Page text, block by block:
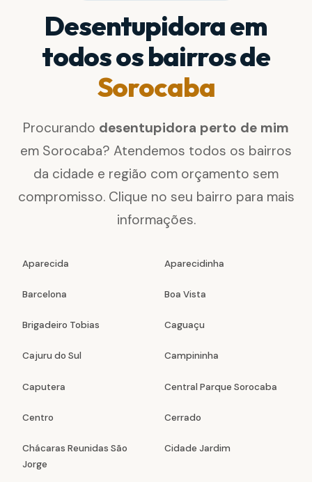
Desentupidora em
todos os bairros de
Sorocaba
Procurando desentupidora perto de mim
em Sorocaba? Atendemos todos os bairros
da cidade e região com orçamento sem
compromisso. Clique no seu bairro para mais
informações.
Aparecida Aparecidinha
Barcelona Boa Vista
Brigadeiro Tobias Caguaçu
Cajuru do Sul Campininha
Caputera Central Parque Sorocaba
Centro Cerrado
Chácaras Reunidas São
Jorge
Cidade Jardim